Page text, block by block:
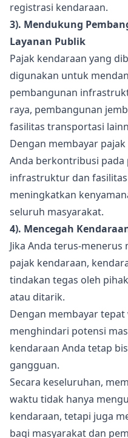
registrasi kendaraan.
3). Mendukung
Layanan Publik
Pajak kendaraan yang
digunakan untuk
pembangunan
raya, pembangunan
fasilitas transportasi
Dengan membayar
Anda berkontribusi
infrastruktur dan
meningkatkan
seluruh masyarakat.
4). Mencegah
Jika Anda terus-
pajak kendaraan,
tindakan tegas oleh
atau ditarik.
Dengan membayar
menghindari potensi
kendaraan Anda tetap
gangguan.
Secara keseluruhan,
waktu tidak hanya
kendaraan, tetapi juga
bagi masyarakat dan